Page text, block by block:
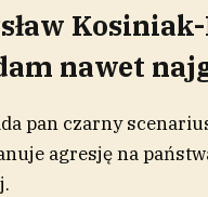
nawet
pan czarny
agresję na